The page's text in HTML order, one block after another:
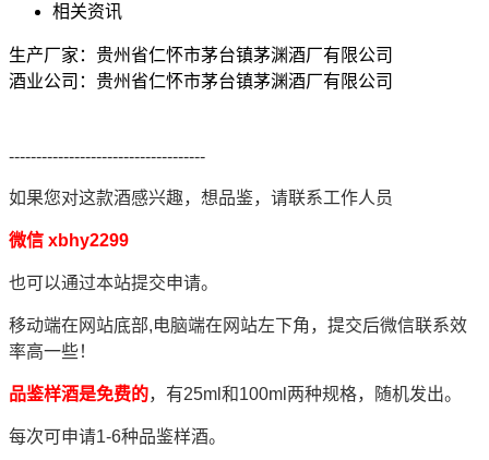
相关资讯
生产厂家：贵州省仁怀市茅台镇茅渊酒厂有限公司
酒业公司：贵州省仁怀市茅台镇茅渊酒厂有限公司
------------------------------------
如果您对这款酒感兴趣，想品鉴，请联系工作人员
微信 xbhy2299
也可以通过本站提交申请。
移动端在网站底部,电脑端在网站左下角，提交后微信联系效
率高一些！
品鉴样酒是免费的，有25ml和100ml两种规格，随机发出。
每次可申请1-6种品鉴样酒。